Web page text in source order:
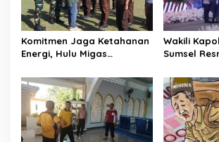
Komitmen Jaga Ketahanan
Energi, Hulu Migas
Kebangsaan Lewat Diksar
Bela Negara Angkatan IV
Tahun 2026
Wakili
Sumsel
Investasi
Bangsa